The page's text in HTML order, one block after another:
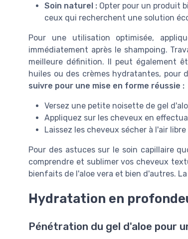
Soin naturel : Opter pour un produit
ceux qui recherchent une solution
Pour une utilisation optimisée,
immédiatement après le shampoing.
meilleure définition. Il peut également
huiles ou des crèmes hydratantes,
suivre pour une mise en forme réussie :
Versez une petite noisette de gel
Appliquez sur les cheveux en
Laissez les cheveux sécher à l'air
Pour des astuces sur le soin capillaire
comprendre et sublimer vos cheveux
bienfaits de l'aloe vera et bien d'autres.
Hydratation en
Pénétration du gel d'aloe pour